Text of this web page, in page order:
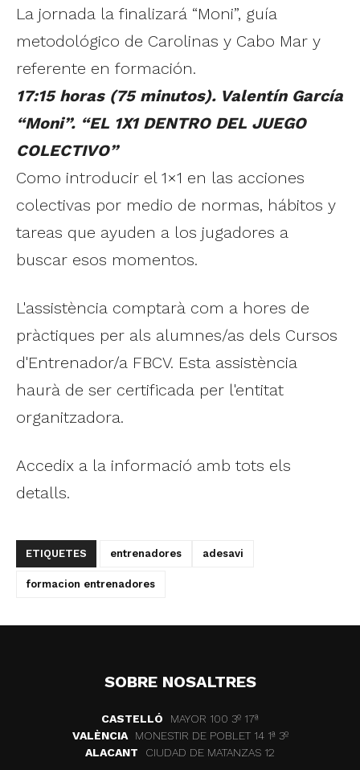
La jornada la finalizará “Moni”, guía
metodológico de Carolinas y Cabo Mar y
referente en formación.
17:15 horas (75 minutos). Valentín García
“Moni”. “EL 1X1 DENTRO DEL JUEGO
COLECTIVO”
Como introducir el 1×1 en las acciones
colectivas por medio de normas, hábitos y
tareas que ayuden a los jugadores a
buscar esos momentos.
L'assistència comptarà com a hores de
pràctiques per als alumnes/as dels Cursos
d'Entrenador/a FBCV. Esta assistència
haurà de ser certificada per l'entitat
organitzadora.
Accedix a la informació amb tots els
detalls.
ETIQUETES entrenadores adesavi
formacion entrenadores
SOBRE NOSALTRES
CASTELLÓ
MAYOR 100 3º 17ª
VALÈNCIA
MONESTIR DE POBLET 14 1ª 3º
ALACANT
CIUDAD DE MATANZAS 12